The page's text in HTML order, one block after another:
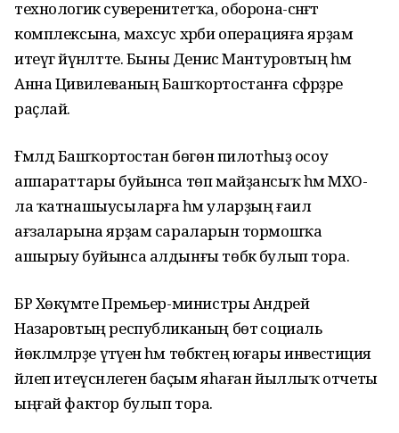
технологик суверенитетҡа, оборона-сәнәғәт
комплексына, махсус хәрби операцияға ярҙам
итеүгә йүнәлтте. Быны Денис Мантуровтың һәм
Анна Цивилеваның Башҡортостанға сәфәрҙәре
раҫлай.
Ғәмәлдә Башҡортостан бөгөн пилотһыҙ осоу
аппараттары буйынса төп майҙансыҡ һәм МХО-
ла ҡатнашыусыларға һәм уларҙың ғаилә
ағзаларына ярҙам сараларын тормошҡа
ашырыу буйынса алдынғы төбәк булып тора.
БР Хөкүмәте Премьер-министры Андрей
Назаровтың республиканың бөтә социаль
йөкләмәләрҙе үтәүенә һәм төбәктең юғары инвестиция
йәлеп итеүсәнлегенә баҫым яһаған йыллыҡ отчеты
ыңғай фактор булып тора.